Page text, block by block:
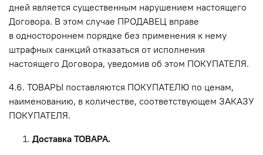
дней является существенным нарушением настоящего
Договора. В этом случае ПРОДАВЕЦ вправе
в одностороннем порядке без применения к нему
штрафных санкций отказаться от исполнения
настоящего Договора, уведомив об этом ПОКУПАТЕЛЯ.
4.6. ТОВАРЫ поставляются ПОКУПАТЕЛЮ по ценам,
наименованию, в количестве, соответствующем ЗАКАЗУ
ПОКУПАТЕЛЯ.
Доставка ТОВАРА.